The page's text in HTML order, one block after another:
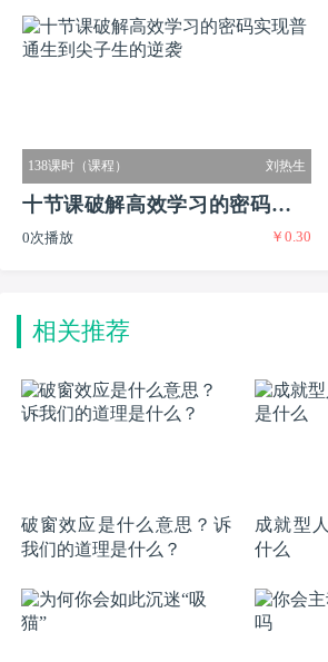
138课时（课程） 刘热生
十节课破解高效学习的密码实现
普通生到尖子生的逆袭
0次播放 ￥0.30
相关推荐
破窗效应是什么意思？诉
我们的道理是什么？
成就型
什么